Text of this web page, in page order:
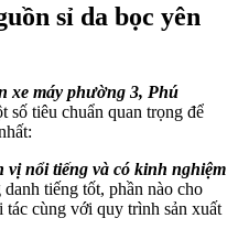
sỉ da bọc yên
xe máy phường 3, Phú
số tiêu chuẩn quan trọng để
vị nổi tiếng và có kinh nghiệm
tiếng tốt, phần nào cho
cùng với quy trình sản xuất